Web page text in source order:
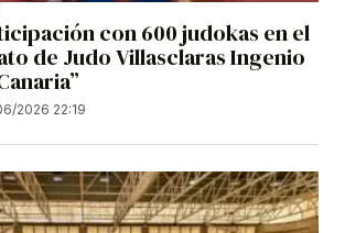
con 600 judokas en el
de Judo Villasclaras Ingenio
2026 22:19